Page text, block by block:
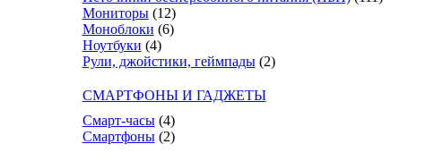
Мониторы (12)
Моноблоки (6)
Ноутбуки (4)
Рули, джойстики, геймпады (2)
СМАРТФОНЫ И ГАДЖЕТЫ
Смарт-часы (4)
Смартфоны (2)